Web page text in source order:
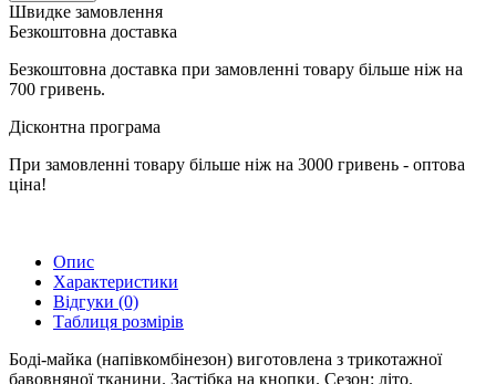
Швидке замовлення
Безкоштовна доставка
Безкоштовна доставка при замовленні товару більше ніж на
700 гривень.
Дісконтна програма
При замовленні товару більше ніж на 3000 гривень - оптова
ціна!
Опис
Характеристики
Відгуки (0)
Таблиця розмірів
Боді-майка (напівкомбінезон) виготовлена з трикотажної
бавовняної тканини. Застібка на кнопки. Сезон: літо.